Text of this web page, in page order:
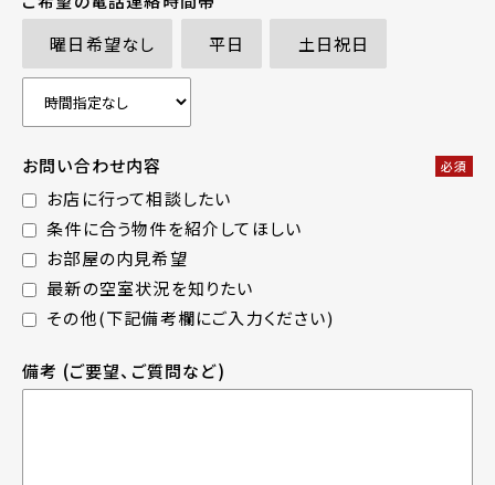
曜日希望なし
平日 土日祝日
お問い合わせ内容 必須
お店に行って相談したい
条件に合う物件を紹介してほしい
お部屋の内見希望
最新の空室状況を知りたい
その他(下記備考欄にご入力ください)
備考 (ご要望、ご質問など)